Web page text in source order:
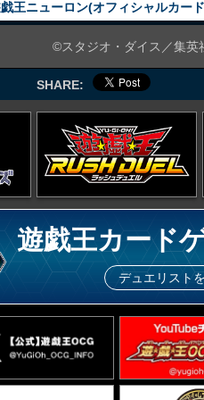
王ニューロン(オフィシャルカー
©スタジオ・ダイス／集英
SHARE:
遊戯王カード
デュエリスト